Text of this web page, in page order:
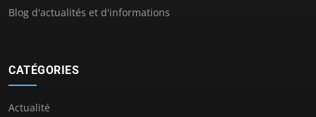
Blog d'actualités et d'informations
CATÉGORIES
Actualité